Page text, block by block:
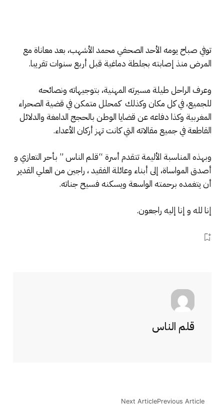
توفي صباح يومه الأحد الصحفي محمد الأشهب، بعد معاناة مع
المرض منذ إصابته بجلطة دماغية قبل أربع سنوات تقريبا.
وعرف الراحل طيلة مسيرته المهنية، بتوجيهاته ونصائحه
للجميع، في كل مكان وكذلك كمحلل متمكن في قضية الصحراء
المغربية وكذا دفاعه عن قضايا الوطن بالحجج الدامغة والدلائل
القاطعة في جميع مقالاته التي كانت تهز أركان الأعداء.
وبهذه المناسبة الأليمة تتقدم أسرة “قلم الناس ” بأحر التعازي و
أصدق المواساة، إلى أبناء وعائلة الفقيد ، راجين من العلي القدير
أن يتغمده برحمته الواسعة ويسكنه فسيح جناته.
إنا لله و إنا إليه راجعون.
قلم الناس
Previous Article
Next Article